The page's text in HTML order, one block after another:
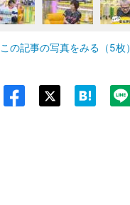
この記事の写真をみる（5枚）